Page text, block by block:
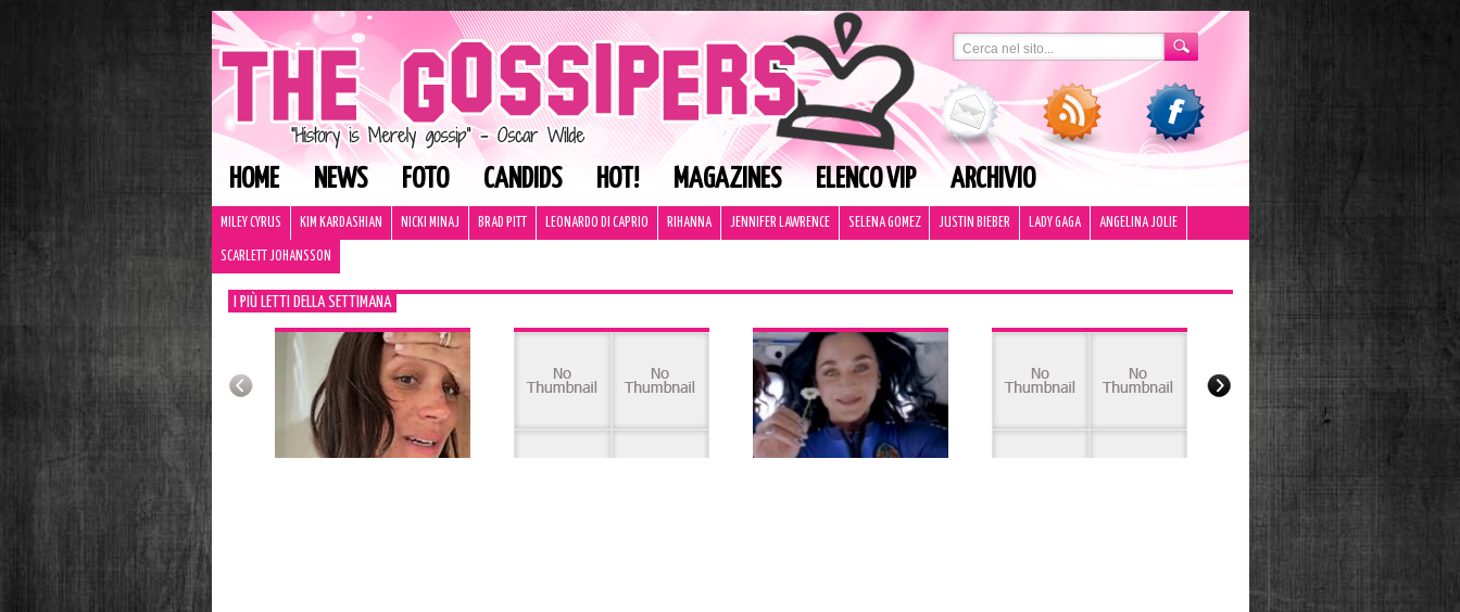
HOME NEWS FOTO CANDIDS HOT! MAGAZINES ELENCO VIP ARCHIVIO
MILEY CYRUS KIM KARDASHIAN NICKI MINAJ BRAD PITT LEONARDO DI CAPRIO RIHANNA JENNIFER LAWRENCE SELENA GOMEZ JUSTIN BIEBER LADY GAGA ANGELINA JOLIE
SCARLETT JOHANSSON
I PIÙ LETTI DELLA SETTIMANA